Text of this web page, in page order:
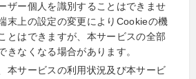
ザー個人を識別することはできませ
末上の設定の変更によりCookieの機
とはできますが、本サービスの全部
きなくなる場合があります。
本サービスの利用状況及び本サービ